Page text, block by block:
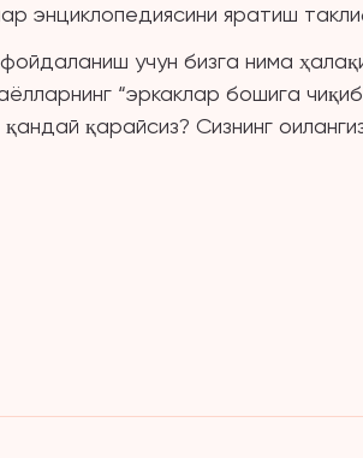
энциклопедиясини яратиш
учун бизга нима
“эркаклар бошига
қарайсиз? Сизнинг